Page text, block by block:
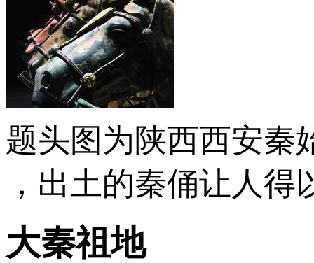
题头图为陕西西安秦
，出土的秦俑让人
大秦祖地